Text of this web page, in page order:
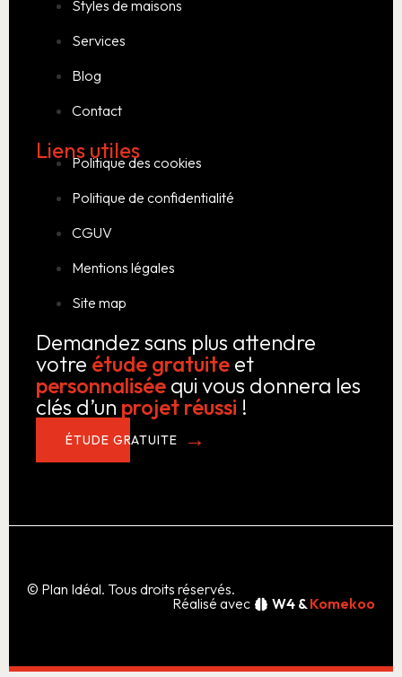
Styles de maisons
Services
Blog
Contact
Liens utiles
Politique des cookies
Politique de confidentialité
CGUV
Mentions légales
Site map
Demandez sans plus attendre
votre étude gratuite et
personnalisée qui vous donnera les
clés d’un projet réussi !
ÉTUDE GRATUITE
© Plan Idéal. Tous droits réservés.
Réalisé avec
W4 &Komekoo